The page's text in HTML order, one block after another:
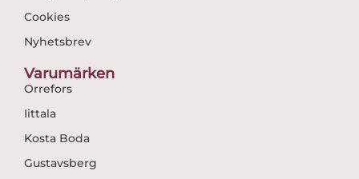
Cookies
Nyhetsbrev
Varumärken
Orrefors
Iittala
Kosta Boda
Gustavsberg